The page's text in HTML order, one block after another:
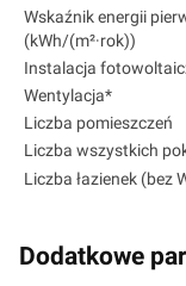
Wskaźnik energii
(kWh/(m²·rok))
Instalacja
Wentylacja*
Liczba pomieszczeń
Liczba wszystkich
Liczba łazienek (bez
Dodatkowe